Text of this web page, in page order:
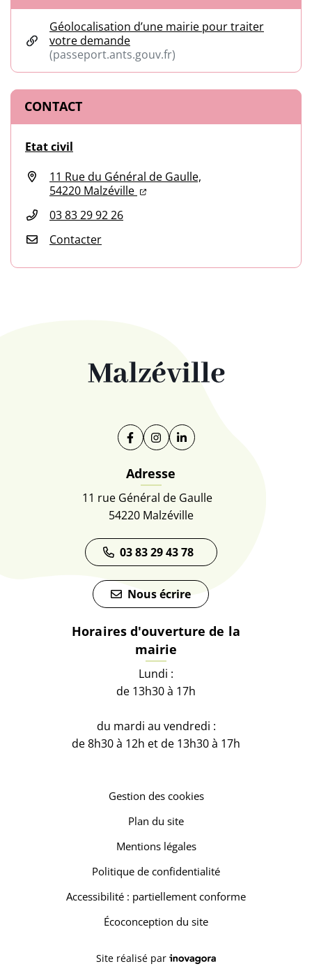
Géolocalisation d’une mairie pour traiter
votre demande
(passeport.ants.gouv.fr)
CONTACT
Etat civil
11 Rue du Général de Gaulle,
54220 Malzéville (ouverture dans un nouvel
(ouverture dans un nouvel
03 83 29 92 26
Contacter
Facebook
(ouverture dans un nouvel onglet)
Instagram
(ouverture dans un nouvel
Linkedin
(ouverture dans un
Adresse
11 rue Général de Gaulle
54220 Malzéville
03 83 29 43 78
Nous écrire
Horaires d'ouverture de la
mairie
Lundi :
de 13h30 à 17h
du mardi au vendredi :
de 8h30 à 12h et de 13h30 à 17h
Gestion des cookies
Plan du site
Mentions légales
Politique de confidentialité
Accessibilité : partiellement conforme
Écoconception du site
Site réalisé parInovagora (ouverture dans un